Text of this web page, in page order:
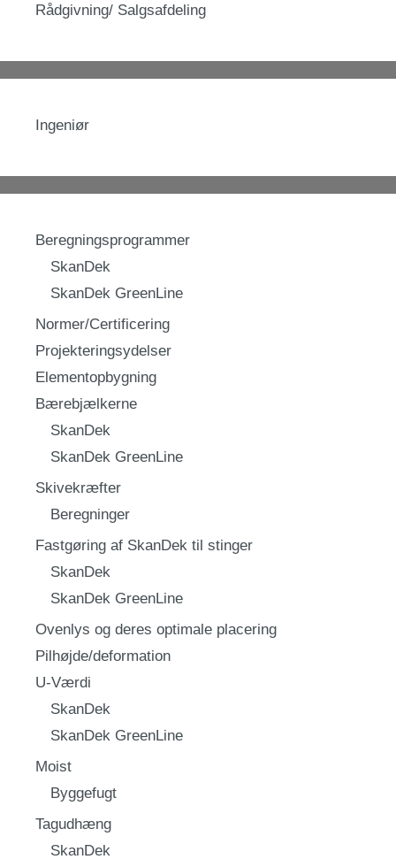
Rådgivning/ Salgsafdeling
Ingeniør
Beregningsprogrammer
SkanDek
SkanDek GreenLine
Normer/Certificering
Projekteringsydelser
Elementopbygning
Bærebjælkerne
SkanDek
SkanDek GreenLine
Skivekræfter
Beregninger
Fastgøring af SkanDek til stinger
SkanDek
SkanDek GreenLine
Ovenlys og deres optimale placering
Pilhøjde/deformation
U-Værdi
SkanDek
SkanDek GreenLine
Moist
Byggefugt
Tagudhæng
SkanDek